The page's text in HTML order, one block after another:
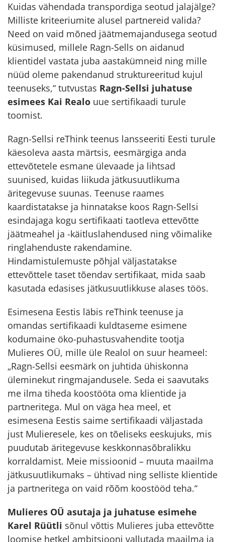
Kuidas vähendada transpordiga seotud jalajälge?
Milliste kriteeriumite alusel partnereid valida?
Need on vaid mõned jäätmemajandusega seotud
küsimused, millele Ragn-Sells on aidanud
klientidel vastata juba aastakümneid ning mille
nüüd oleme pakendanud struktureeritud kujul
teenuseks,“ tutvustas Ragn-Sellsi juhatuse
esimees Kai Realo uue sertifikaadi turule
toomist.
Ragn-Sellsi reThink teenus lansseeriti Eesti turule
käesoleva aasta märtsis, eesmärgiga anda
ettevõtetele esmane ülevaade ja lihtsad
suunised, kuidas liikuda jätkusuutlikuma
äritegevuse suunas. Teenuse raames
kaardistatakse ja hinnatakse koos Ragn-Sellsi
esindajaga kogu sertifikaati taotleva ettevõtte
jäätmeahel ja -käitluslahendused ning võimalike
ringlahenduste rakendamine.
Hindamistulemuste põhjal väljastatakse
ettevõttele taset tõendav sertifikaat, mida saab
kasutada edasises jätkusuutlikkuse alases töös.
Esimesena Eestis läbis reThink teenuse ja
omandas sertifikaadi kuldtaseme esimene
kodumaine öko-puhastusvahendite tootja
Mulieres OÜ, mille üle Realol on suur heameel:
„Ragn-Sellsi eesmärk on juhtida ühiskonna
üleminekut ringmajandusele. Seda ei saavutaks
me ilma tiheda koostööta oma klientide ja
partneritega. Mul on väga hea meel, et
esimesena Eestis saime sertifikaadi väljastada
just Mulieresele, kes on tõeliseks eeskujuks, mis
puudutab äritegevuse keskkonnasõbralikku
korraldamist. Meie missioonid – muuta maailma
jätkusuutlikumaks – ühtivad ning selliste klientide
ja partneritega on vaid rõõm koostööd teha.“
Mulieres OÜ asutaja ja juhatuse esimehe
Karel Rüütli sõnul võttis Mulieres juba ettevõtte
loomise hetkel ambitsiooni vallutada maailma ja